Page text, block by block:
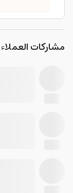
مشاركات العملاء